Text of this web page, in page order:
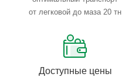
от легковой до маза 20 тн
Доступные цены